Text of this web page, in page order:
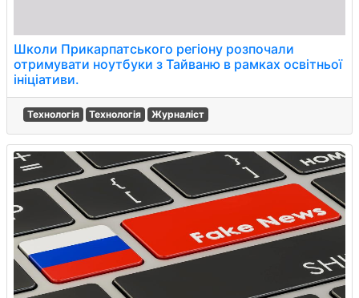
Школи Прикарпатського регіону розпочали
отримувати ноутбуки з Тайваню в рамках освітньої
ініціативи.
Технологія Технологія Журналіст